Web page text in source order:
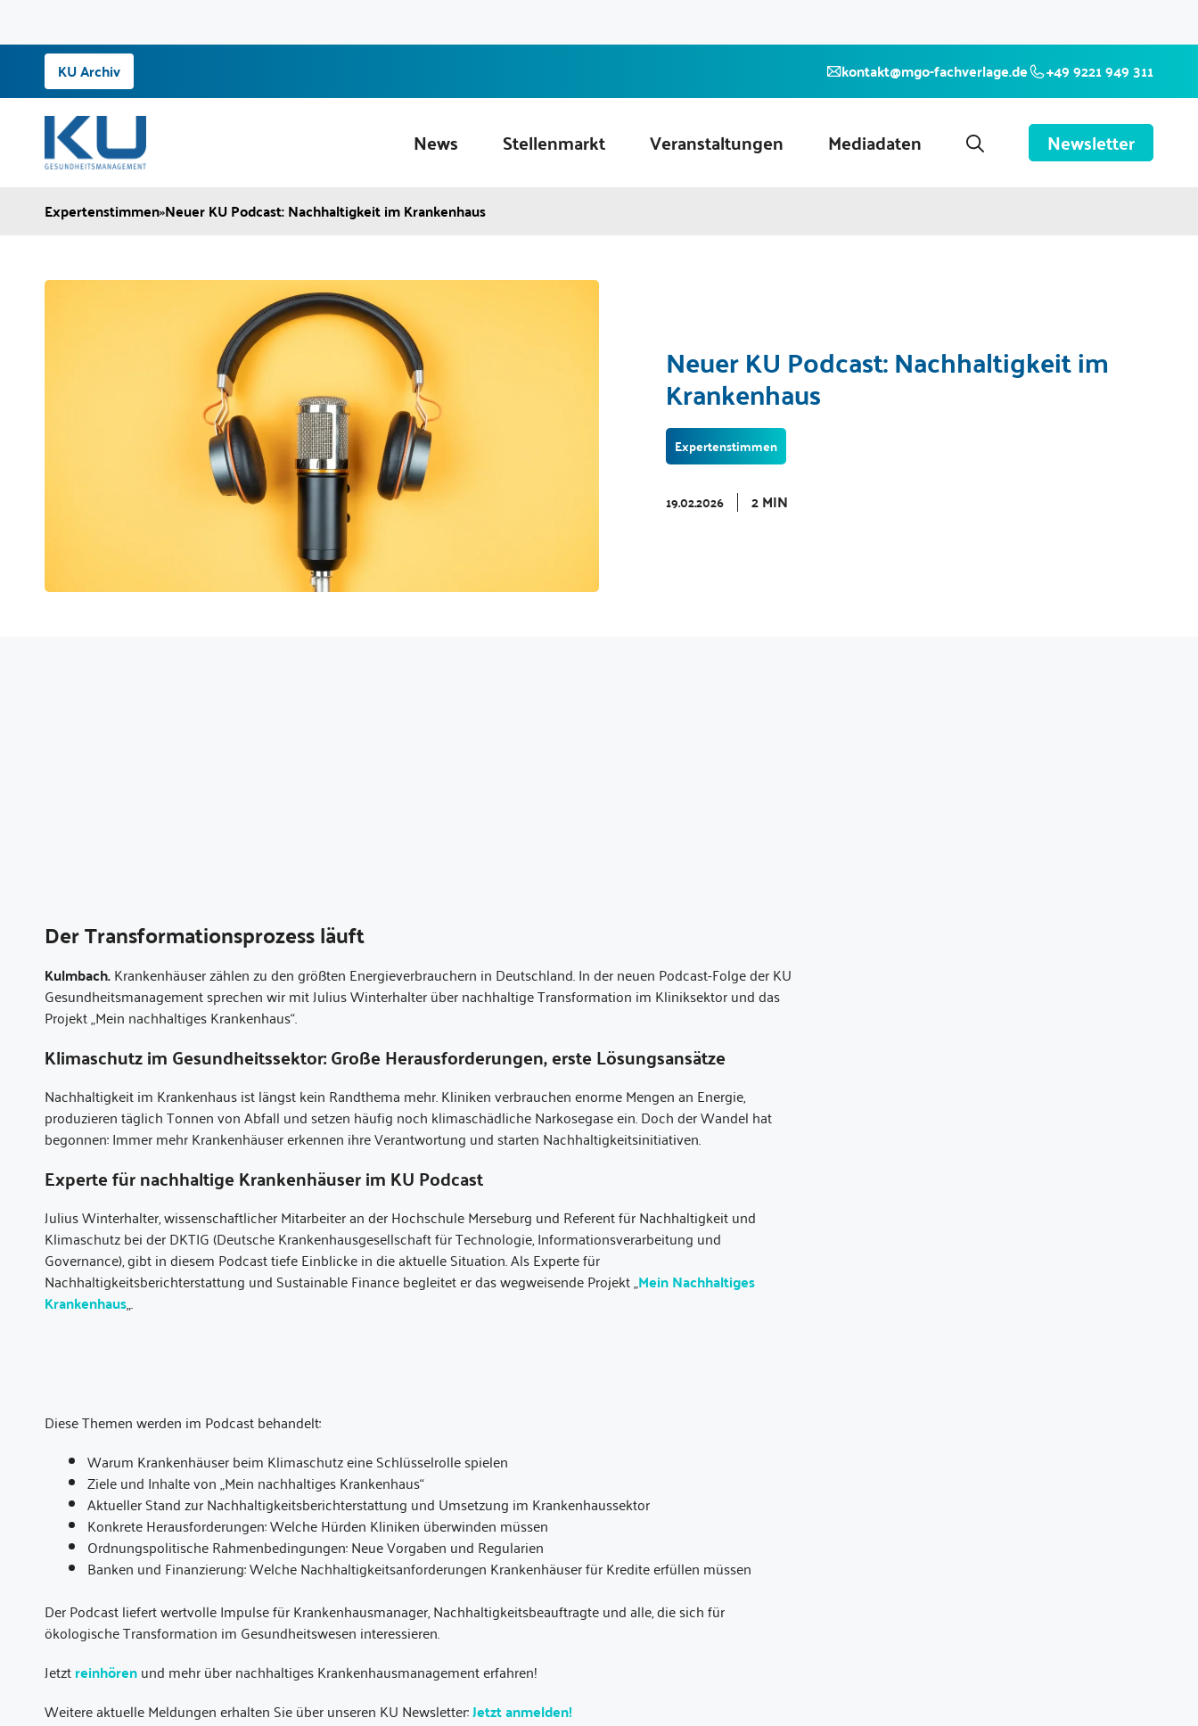
springen
KU Archiv kontakt@mgo-fachverlage.de +49 9221 949 311
News Stellenmarkt Veranstaltungen Mediadaten Newsletter
Expertenstimmen»Neuer KU Podcast: Nachhaltigkeit im Krankenhaus
Neuer KU Podcast: Nachhaltigkeit im
Krankenhaus
Expertenstimmen
19.02.2026 2 MIN
Der Transformationsprozess läuft
Kulmbach.Krankenhäuser zählen zu den größten Energieverbrauchern in Deutschland. In der neuen Podcast-Folge der KU
Gesundheitsmanagement sprechen wir mit Julius Winterhalter über nachhaltige Transformation im Kliniksektor und das
Projekt „Mein nachhaltiges Krankenhaus“.
Klimaschutz im Gesundheitssektor: Große Herausforderungen, erste Lösungsansätze
Nachhaltigkeit im Krankenhaus ist längst kein Randthema mehr. Kliniken verbrauchen enorme Mengen an Energie,
produzieren täglich Tonnen von Abfall und setzen häufig noch klimaschädliche Narkosegase ein. Doch der Wandel hat
begonnen: Immer mehr Krankenhäuser erkennen ihre Verantwortung und starten Nachhaltigkeitsinitiativen.
Experte für nachhaltige Krankenhäuser im KU Podcast
Julius Winterhalter, wissenschaftlicher Mitarbeiter an der Hochschule Merseburg und Referent für Nachhaltigkeit und
Klimaschutz bei der DKTIG (Deutsche Krankenhausgesellschaft für Technologie, Informationsverarbeitung und
Governance), gibt in diesem Podcast tiefe Einblicke in die aktuelle Situation. Als Experte für
Nachhaltigkeitsberichterstattung und Sustainable Finance begleitet er das wegweisende Projekt „Mein Nachhaltiges
Krankenhaus„.
Diese Themen werden im Podcast behandelt:
Warum Krankenhäuser beim Klimaschutz eine Schlüsselrolle spielen
Ziele und Inhalte von „Mein nachhaltiges Krankenhaus“
Aktueller Stand zur Nachhaltigkeitsberichterstattung und Umsetzung im Krankenhaussektor
Konkrete Herausforderungen: Welche Hürden Kliniken überwinden müssen
Ordnungspolitische Rahmenbedingungen: Neue Vorgaben und Regularien
Banken und Finanzierung: Welche Nachhaltigkeitsanforderungen Krankenhäuser für Kredite erfüllen müssen
Der Podcast liefert wertvolle Impulse für Krankenhausmanager, Nachhaltigkeitsbeauftragte und alle, die sich für
ökologische Transformation im Gesundheitswesen interessieren.
Jetztreinhörenund mehr über nachhaltiges Krankenhausmanagement erfahren!
Weitere aktuelle Meldungen erhalten Sie über unseren KU Newsletter:Jetzt anmelden!